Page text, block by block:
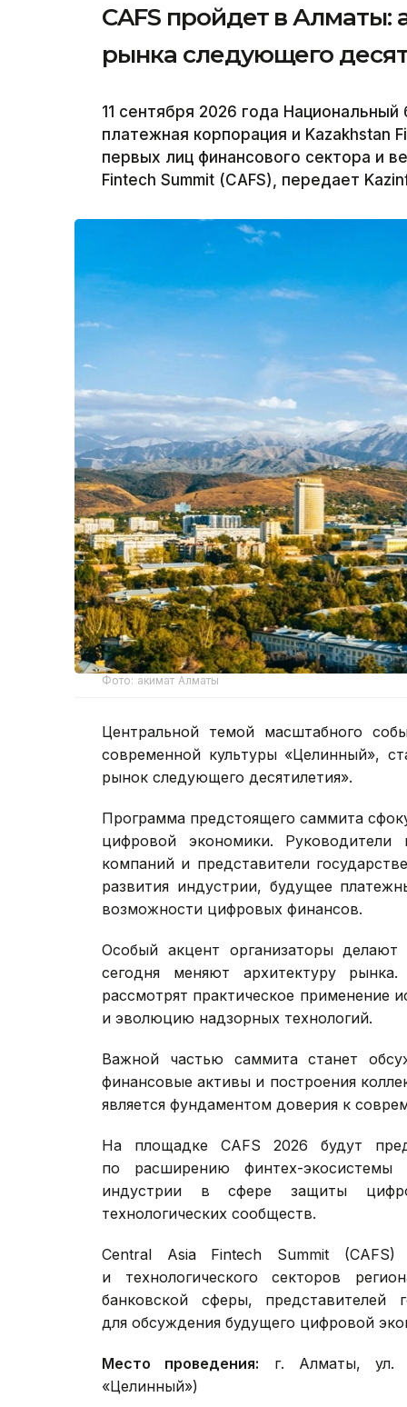
CAFS пройдет в Алматы:
рынка следующего
11 сентября 2026 года
платежная корпорация и
первых лиц финансового сектора и
Fintech Summit (CAFS), передает
Фото: акимат Алматы
Центральной темой масштабного
современной культуры «Целинный»,
рынок следующего десятилетия».
Программа предстоящего саммита
цифровой экономики. Руководители
компаний и представители
развития индустрии, будущее
возможности цифровых финансов.
Особый акцент организаторы
сегодня меняют архитектуру
рассмотрят практическое применение
и эволюцию надзорных технологий.
Важной частью саммита станет
финансовые активы и построения
является фундаментом доверия к
На площадке CAFS 2026 будут
по расширению финтех-
индустрии в сфере защиты
технологических сообществ.
Central Asia Fintech Summit
и технологического секторов
банковской сферы, представителей
для обсуждения будущего цифровой
Место проведения: г. Алматы, ул.
«Целинный»)